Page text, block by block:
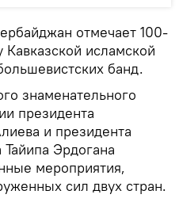
отмечает 100-
исламской
банд.
знаменательного
президента
и президента
Эрдогана
мероприятия,
сил двух стран.